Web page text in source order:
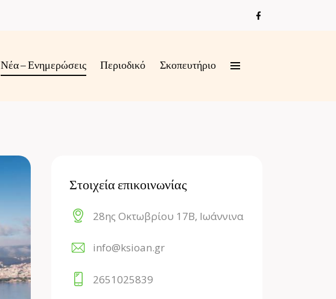
Νέα – Ενημερώσεις Περιοδικό Σκοπευτήριο
Στοιχεία επικοινωνίας
28ης Οκτωβρίου 17Β, Ιωάννινα
info@ksioan.gr
2651025839